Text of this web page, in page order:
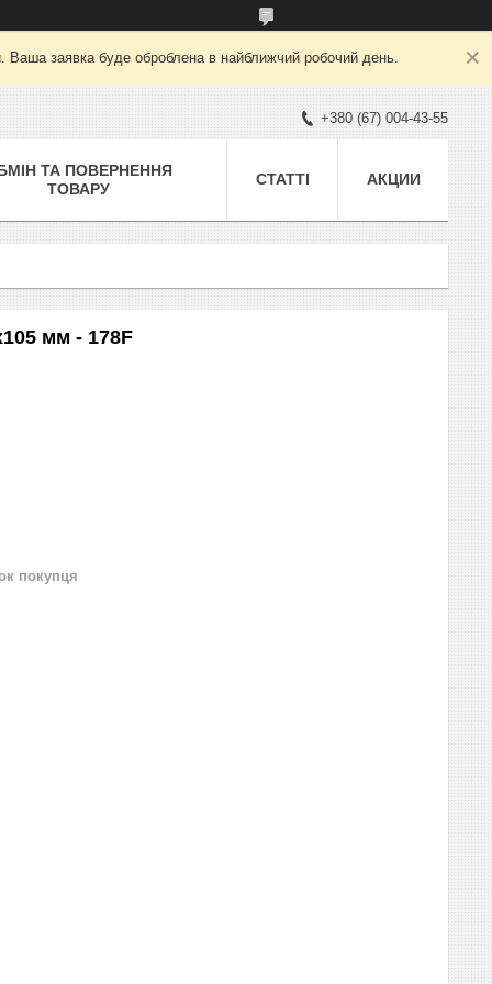
Ваша заявка буде оброблена в найближчий робочий день.
+380 (67) 004-43-55
ТА ПОВЕРНЕННЯ
ТОВАРУ
СТАТТІ АКЦИИ
мм - 178F
покупця